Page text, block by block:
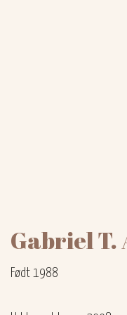
Gabriel T.
Født 1988